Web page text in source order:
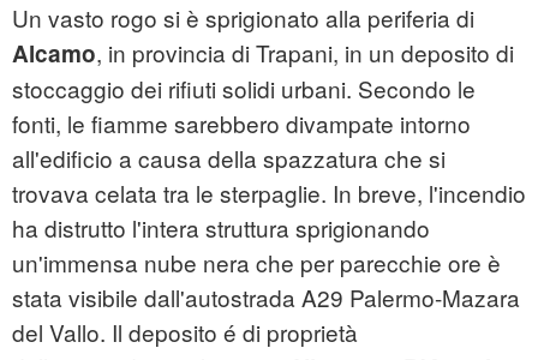
Un vasto rogo si è sprigionato alla periferia di
Alcamo, in provincia di Trapani, in un deposito di
stoccaggio dei rifiuti solidi urbani. Secondo le
fonti, le fiamme sarebbero divampate intorno
all'edificio a causa della spazzatura che si
trovava celata tra le sterpaglie. In breve, l'incendio
ha distrutto l'intera struttura sprigionando
un'immensa nube nera che per parecchie ore è
stata visibile dall'autostrada A29 Palermo-Mazara
del Vallo. Il deposito é di proprietà